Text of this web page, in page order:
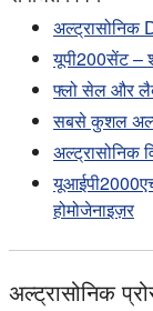
अल्ट्रासोनिक
यूपी200सेंट –
फ्लो सेल और
सबसे कुशल
अल्ट्रासोनिक
होमोजेनाइज़र
अल्ट्रासोनिक